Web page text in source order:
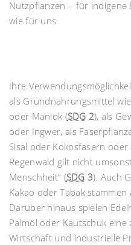
Nutzpflanzen – für indigene
wie für uns.
Ihre
als Grundnahrungsmittel
oder Maniok (SDG 2), als
oder Ingwer, als
Sisal oder Kokosfasern
Regenwald gilt nicht
Menschheit“ (SDG 3). Auch
Kakao oder Tabak
Darüber hinaus spielen
Palmöl oder Kautschuk
Wirtschaft und industrielle